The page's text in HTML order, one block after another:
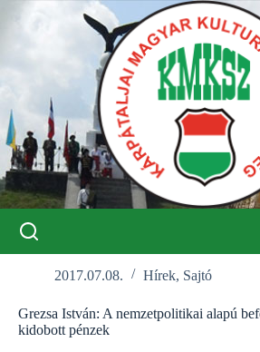
2017.07.08. Hírek, Sajtó
Grezsa István: A nemzetpolitikai alapú
kidobott pénzek